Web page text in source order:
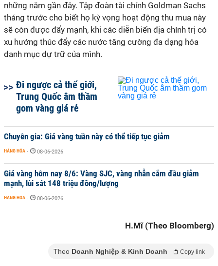
những năm gần đây. Tập đoàn tài chính Goldman Sachs
tháng trước cho biết họ kỳ vọng hoạt động thu mua này
sẽ còn được đẩy mạnh, khi các diễn biến địa chính trị có
xu hướng thúc đẩy các nước tăng cường đa dạng hóa
danh mục dự trữ của mình.
Đi ngược cả thế giới,
Trung Quốc âm thầm
gom vàng giá rẻ
Chuyên gia: Giá vàng tuần này có thể tiếp tục giảm
HÀNG HÓA - 08-06-2026
Giá vàng hôm nay 8/6: Vàng SJC, vàng nhẫn cắm đầu giảm
mạnh, lùi sát 148 triệu đồng/lượng
HÀNG HÓA - 08-06-2026
H.Mĩ (Theo Bloomberg)
Theo Doanh Nghiệp & Kinh Doanh Copy link